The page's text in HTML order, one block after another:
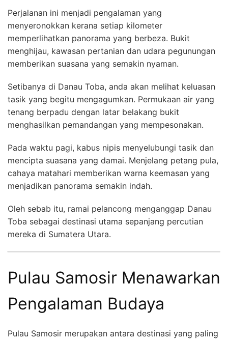
Perjalanan ini menjadi pengalaman yang
menyeronokkan kerana setiap kilometer
memperlihatkan panorama yang berbeza. Bukit
menghijau, kawasan pertanian dan udara pegunungan
memberikan suasana yang semakin nyaman.
Setibanya di Danau Toba, anda akan melihat keluasan
tasik yang begitu mengagumkan. Permukaan air yang
tenang berpadu dengan latar belakang bukit
menghasilkan pemandangan yang mempesonakan.
Pada waktu pagi, kabus nipis menyelubungi tasik dan
mencipta suasana yang damai. Menjelang petang pula,
cahaya matahari memberikan warna keemasan yang
menjadikan panorama semakin indah.
Oleh sebab itu, ramai pelancong menganggap Danau
Toba sebagai destinasi utama sepanjang percutian
mereka di Sumatera Utara.
Pulau Samosir Menawarkan
Pengalaman Budaya
Pulau Samosir merupakan antara destinasi yang paling